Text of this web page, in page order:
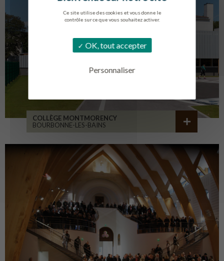
Ce site utilise des cookies et vous donne le
contrôle sur ce que vous souhaitez activer.
OK, tout accepter
Personnaliser
COLLÈGE MONTMORENCY
BOURBONNE-LES-BAINS